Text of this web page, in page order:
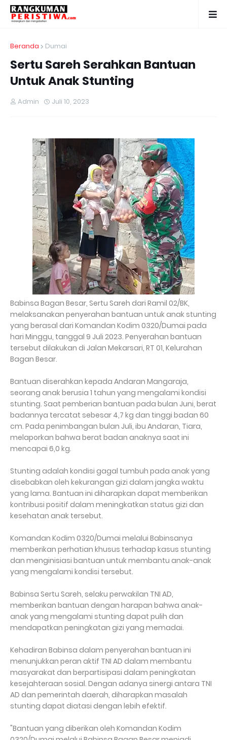
Beranda Dumai
Sertu Sareh Serahkan Bantuan
Untuk Anak Stunting
Admin Juli 10, 2023
Babinsa Bagan Besar, Sertu Sareh dari Ramil 02/BK,
melaksanakan penyerahan bantuan untuk anak stunting
yang berasal dari Komandan Kodim 0320/Dumai pada
hari Minggu, tanggal 9 Juli 2023. Penyerahan bantuan
tersebut dilakukan di Jalan Mekarsari, RT 01, Kelurahan
Bagan Besar.
Bantuan diserahkan kepada Andaran Mangaraja,
seorang anak berusia 1 tahun yang mengalami kondisi
stunting. Saat pemberian bantuan pada bulan Juni, berat
badannya tercatat sebesar 4,7 kg dan tinggi badan 60
cm. Pada penimbangan bulan Juli, ibu Andaran, Tiara,
melaporkan bahwa berat badan anaknya saat ini
mencapai 6,0 kg.
Stunting adalah kondisi gagal tumbuh pada anak yang
disebabkan oleh kekurangan gizi dalam jangka waktu
yang lama. Bantuan ini diharapkan dapat memberikan
kontribusi positif dalam meningkatkan status gizi dan
kesehatan anak tersebut.
Komandan Kodim 0320/Dumai melalui Babinsanya
memberikan perhatian khusus terhadap kasus stunting
dan menginisiasi bantuan untuk membantu anak-anak
yang mengalami kondisi tersebut.
Babinsa Sertu Sareh, selaku perwakilan TNI AD,
memberikan bantuan dengan harapan bahwa anak-
anak yang mengalami stunting dapat pulih dan
mendapatkan peningkatan gizi yang memadai.
Kehadiran Babinsa dalam penyerahan bantuan ini
menunjukkan peran aktif TNI AD dalam membantu
masyarakat dan berpartisipasi dalam peningkatan
kesejahteraan sosial. Dengan adanya sinergi antara TNI
AD dan pemerintah daerah, diharapkan masalah
stunting dapat diatasi dengan lebih efektif.
"Bantuan yang diberikan oleh Komandan Kodim